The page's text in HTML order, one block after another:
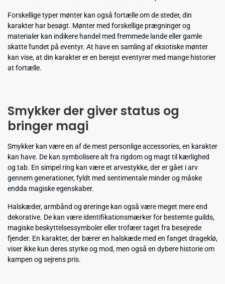
Forskellige typer mønter kan også fortælle om de steder, din
karakter har besøgt. Mønter med forskellige prægninger og
materialer kan indikere handel med fremmede lande eller gamle
skatte fundet på eventyr. At have en samling af eksotiske mønter
kan vise, at din karakter er en berejst eventyrer med mange historier
at fortælle.
Smykker der giver status og
bringer magi
Smykker kan være en af de mest personlige accessories, en karakter
kan have. De kan symbolisere alt fra rigdom og magt til kærlighed
og tab. En simpel ring kan være et arvestykke, der er gået i arv
gennem generationer, fyldt med sentimentale minder og måske
endda magiske egenskaber.
Halskæder, armbånd og øreringe kan også være meget mere end
dekorative. De kan være identifikationsmærker for bestemte guilds,
magiske beskyttelsessymboler eller trofæer taget fra besejrede
fjender. En karakter, der bærer en halskæde med en fanget drageklø,
viser ikke kun deres styrke og mod, men også en dybere historie om
kampen og sejrens pris.